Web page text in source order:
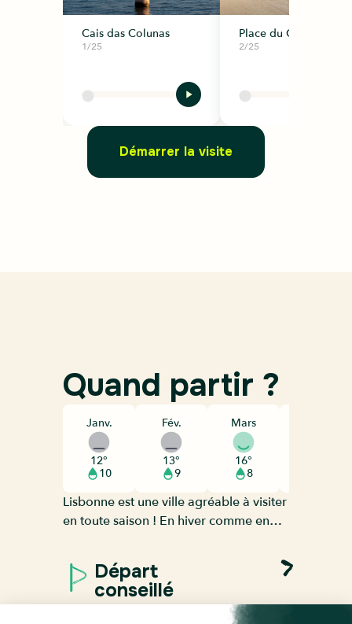
Cais das Colunas
1/25
Place du Commerce
2/25
Démarrer la visite
Quand partir ?
Janv.
12°
10
Fév.
13°
9
Mars
16°
8
Lisbonne est une ville agréable à visiter
en toute saison ! En hiver comme en
portugaise et le soleil est souvent au
rendez-vous. En janvier et en
décembre, la température en journée
avoisine les 15 °C et c’est en août qu’on
Départ
conseillé